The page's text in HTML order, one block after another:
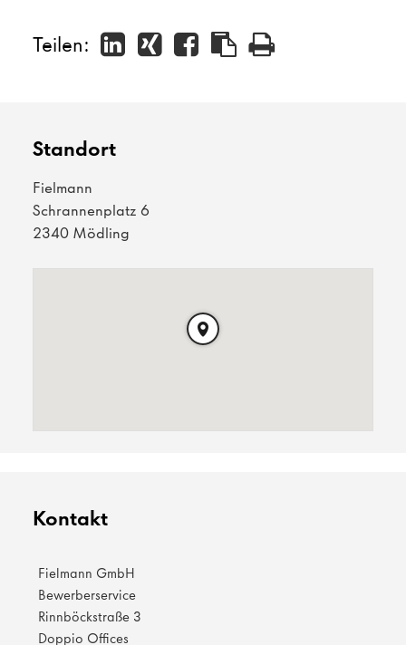
Teilen:
Standort
Fielmann
Schrannenplatz 6
2340 Mödling
Kontakt
Fielmann GmbH
Bewerberservice
Rinnböckstraße 3
Doppio Offices